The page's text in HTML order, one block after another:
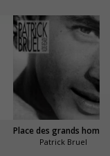
Patrick Bruel